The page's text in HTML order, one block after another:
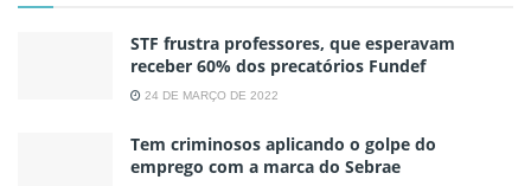
STF frustra professores, que esperavam
receber 60% dos precatórios Fundef
24 DE MARÇO DE 2022
Tem criminosos aplicando o golpe do
emprego com a marca do Sebrae